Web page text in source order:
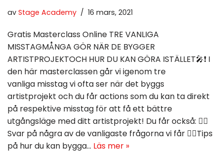
av Stage Academy 16 mars, 2021
Gratis Masterclass Online TRE VANLIGA
MISSTAGMÅNGA GÖR NÄR DE BYGGER
ARTISTPROJEKTOCH HUR DU KAN GÖRA ISTÄLLET🎤❗️ I
den här masterclassen går vi igenom tre
vanliga misstag vi ofta ser när det byggs
artistprojekt och du får actions som du kan ta direkt
på respektive misstag för att få ett bättre
utgångsläge med ditt artistprojekt! Du får också: 👉🏽
Svar på några av de vanligaste frågorna vi får 👉🏽Tips
på hur du kan bygga… Läs mer »